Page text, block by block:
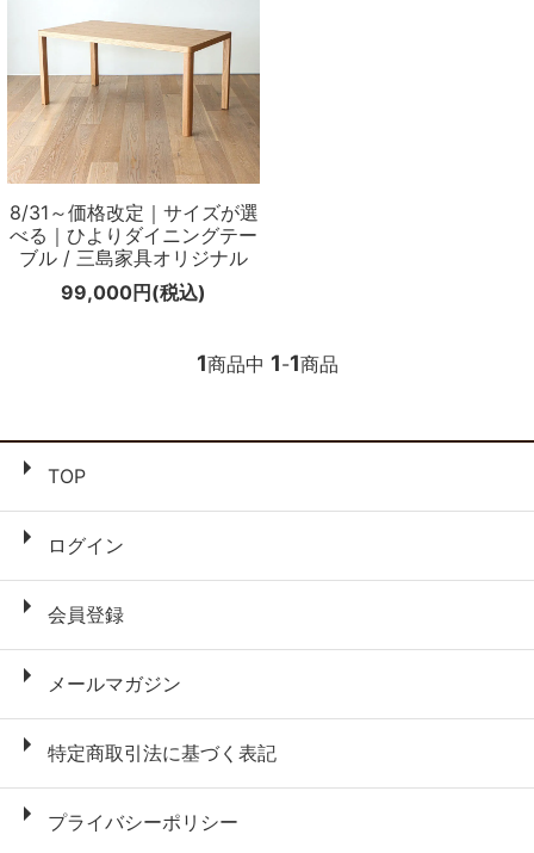
8/31～価格改定｜サイズが選
べる｜ひよりダイニングテー
ブル / 三島家具オリジナル
99,000円(税込)
1商品中 1-1商品
TOP
ログイン
会員登録
メールマガジン
特定商取引法に基づく表記
プライバシーポリシー